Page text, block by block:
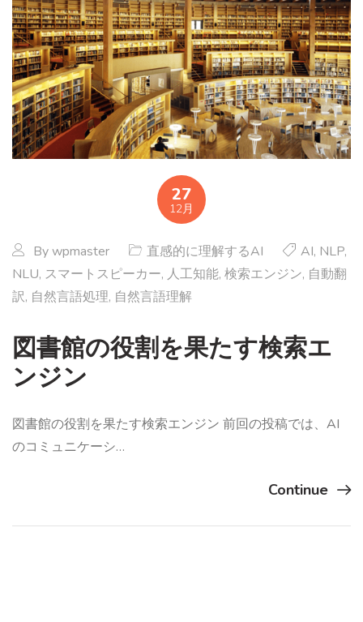
27
12月
Bywpmaster 直感的に理解するAI AI, NLP,
NLU, スマートスピーカー, 人工知能, 検索エンジン, 自動翻
訳, 自然言語処理, 自然言語理解
図書館の役割を果たす検索エ
ンジン
図書館の役割を果たす検索エンジン 前回の投稿では、AI
のコミュニケーシ…
Continue